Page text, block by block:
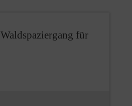
Waldspaziergang für